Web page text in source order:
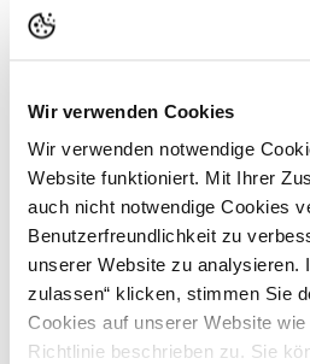
Wir verwenden Cookies
Wir verwenden notwendige
Website funktioniert. Mit Ihrer
auch nicht notwendige Cookies
Benutzerfreundlichkeit zu
unserer Website zu analysieren.
zulassen“ klicken, stimmen Sie
Cookies auf unserer Website
Richtlinie beschrieben zu. Sie
Sicherheitshinweise
Hersteller:Gallagher Europe B.V.,
AZ Groningen, Niederlande,
Vollständige Beschreibung lesen
Kundenbewertungen
Passende Produkte